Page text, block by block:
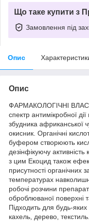
Що таке купити з
Замовлення під
Опис
Опис
ФАРМАКОЛОГІЧНІ
спектр антимікробної
збудника африканської
окисник. Органічні
буфером створюють
дезінфікуючу
з цим Екоцид також
присутності органічних
температурах
робочі розчини
оброблюваної поверхні
Підходить для будь-
кахель, дерево,